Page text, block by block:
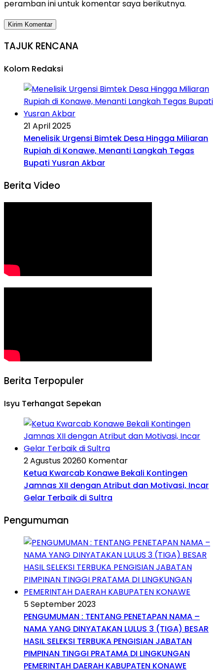
peramban ini untuk komentar saya berikutnya.
TAJUK RENCANA
Kolom Redaksi
21 April 2025
Menelisik Urgensi Bimtek Desa Hingga Miliaran
Rupiah di Konawe, Menanti Langkah Tegas
Bupati Yusran Akbar
Berita Video
Berita Terpopuler
Isyu Terhangat Sepekan
2 Agustus 20260 Komentar
Ketua Kwarcab Konawe Bekali Kontingen
Jamnas XII dengan Atribut dan Motivasi, Incar
Gelar Terbaik di Sultra
Pengumuman
5 September 2023
PENGUMUMAN : TENTANG PENETAPAN NAMA –
NAMA YANG DINYATAKAN LULUS 3 (TIGA) BESAR
HASIL SELEKSI TERBUKA PENGISIAN JABATAN
PIMPINAN TINGGI PRATAMA DI LINGKUNGAN
PEMERINTAH DAERAH KABUPATEN KONAWE